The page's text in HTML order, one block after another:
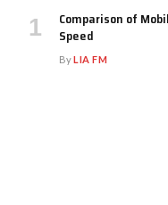
Comparison of
Speed
ByLIA FM